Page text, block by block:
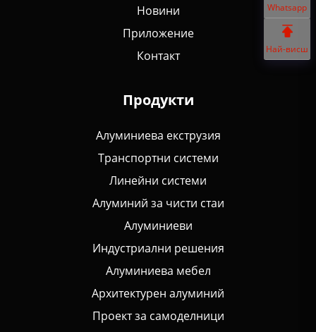
Whatsapp
Най-висш
Новини
Приложение
Контакт
Продукти
Алуминиева екструзия
Транспортни системи
Линейни системи
Алуминий за чисти стаи
Алуминиеви
Индустриални решения
Алуминиева мебел
Архитектурен алуминий
Проект за самоделници